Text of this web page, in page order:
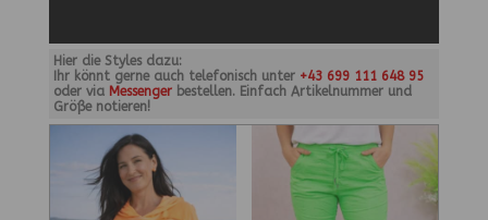
Hier die Styles dazu:
Ihr könnt gerne auch telefonisch unter +43 699 111 648 95
oder via Messengerbestellen. Einfach Artikelnummer und
Größe notieren!